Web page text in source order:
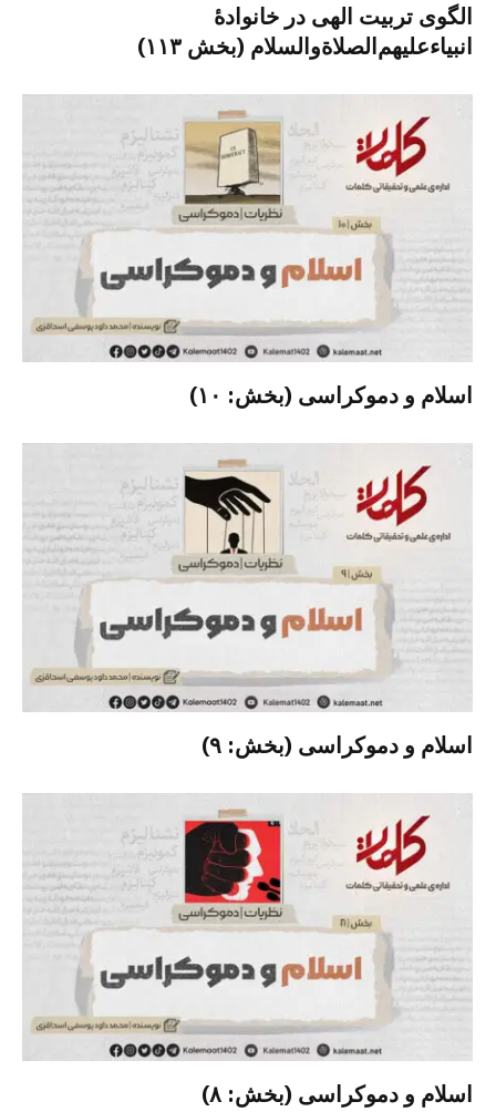
الگوی تربیت الهی در خانوادۀ
انبیاءعلیهم‌الصلاةو‌السلام (بخش ۱۱۳)
اسلام و دموکراسی (بخش: ۱۰)
اسلام و دموکراسی (بخش: ۹)
اسلام و دموکراسی (بخش: ۸)